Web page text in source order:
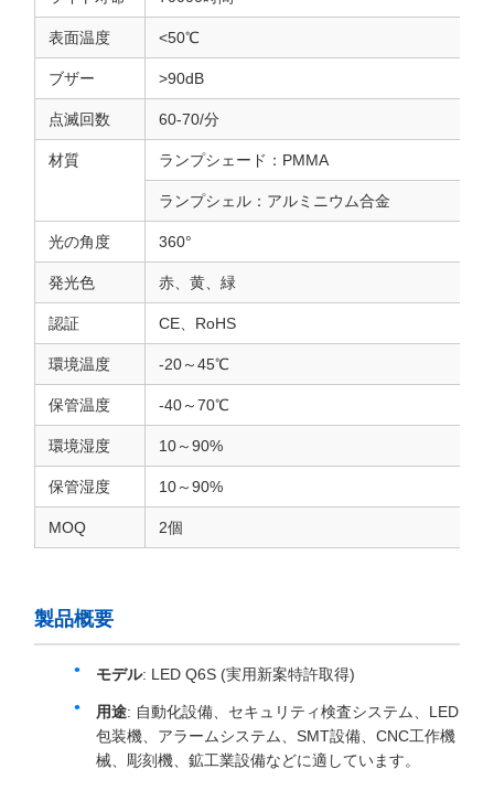
表面温度 <50℃
ブザー >90dB
点滅回数 60-70/分
材質 ランプシェード：PMMA
ランプシェル：アルミニウム合金
光の角度 360°
発光色 赤、黄、緑
認証 CE、RoHS
環境温度 -20～45℃
保管温度 -40～70℃
環境湿度 10～90%
保管湿度 10～90%
MOQ 2個
製品概要
モデル: LED Q6S (実用新案特許取得)
用途: 自動化設備、セキュリティ検査システム、LED
包装機、アラームシステム、SMT設備、CNC工作機
械、彫刻機、鉱工業設備などに適しています。